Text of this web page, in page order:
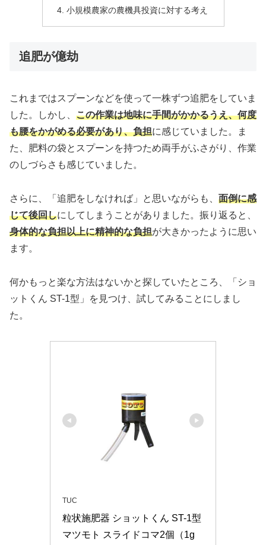
小規模農家の農機具投資に対する考え
追肥が億劫
これまではスプーンなどを使って一株ずつ追肥をしていま
した。しかし、 この作業は地味に手間がかかるうえ、何度
も腰をかがめる必要があり、負担に感じていました。ま
た、肥料の袋とスプーンを持つため両手がふさがり、作業
のしづらさも感じていました。
さらに、「追肥をしなければ」と思いながらも、 面倒に感
じて後回しにしてしまうことがありました。振り返ると、
身体的な負担以上に精神的な負担が大きかったように思い
ます。
何かもっと楽な方法はないかと探していたところ、「ショ
ットくん ST-1型」を見つけ、試してみることにしまし
た。
TUC
粒状施肥器 ショットくん ST-1型
マツモト スライドコマ2個（1g